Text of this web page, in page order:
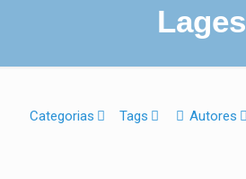
Lages
Categorias Tags Autores